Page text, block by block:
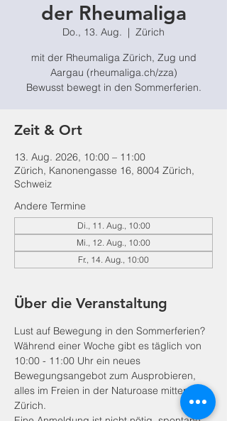
der Rheumaliga
Do., 13. Aug.
  |
Zürich
mit der Rheumaliga Zürich, Zug und
Aargau (rheumaliga.ch/zza)
Bewusst bewegt in den Sommerferien.
Zeit & Ort
13. Aug. 2026, 10:00 – 11:00
Zürich, Kanonengasse 16, 8004 Zürich,
Schweiz
Andere Termine
Di., 11. Aug., 10:00
Mi., 12. Aug., 10:00
Fr., 14. Aug., 10:00
Über die Veranstaltung
Lust auf Bewegung in den Sommerferien?
Während einer Woche gibt es täglich von
10:00 - 11:00 Uhr ein neues
Bewegungsangebot zum Ausprobieren,
alles im Freien in der Naturoase mitten in
Zürich.